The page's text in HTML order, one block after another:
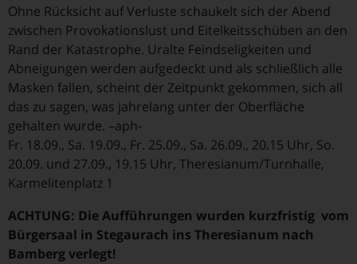
Ohne Rücksicht auf Verluste schaukelt sich der Abend
zwischen Provokationslust und Eitelkeitsschüben an den
Rand der Katastrophe. Uralte Feindseligkeiten und
Abneigungen werden aufgedeckt und als schließlich alle
Masken fallen, scheint der Zeitpunkt gekommen, sich all
das zu sagen, was jahrelang unter der Oberfläche
gehalten wurde. –aph-
Fr. 18.09., Sa. 19.09., Fr. 25.09., Sa. 26.09., 20.15 Uhr, So.
20.09. und 27.09., 19.15 Uhr, Theresianum/Turnhalle,
Karmelitenplatz 1
ACHTUNG: Die Aufführungen wurden kurzfristig vom
Bürgersaal in Stegaurach ins Theresianum nach
Bamberg verlegt!